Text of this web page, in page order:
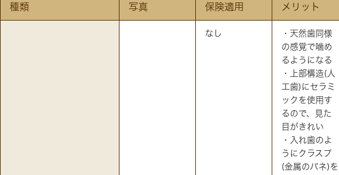
種類 写真 保険適用 メリット
なし
・天然歯同様
の感覚で噛め
るようになる
・上部構造(人
工歯)にセラミ
ックを使用す
るので、見た
目がきれい
・入れ歯のよ
うにクラスプ
(金属のバネ)を